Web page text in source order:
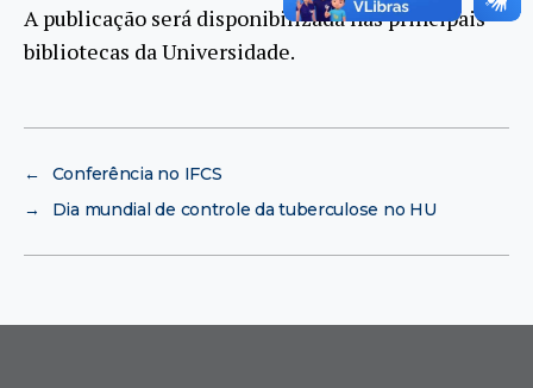
A publicação será disponibilizada nas principais
bibliotecas da Universidade.
←
Conferência no IFCS
→
Dia mundial de controle da tuberculose no HU